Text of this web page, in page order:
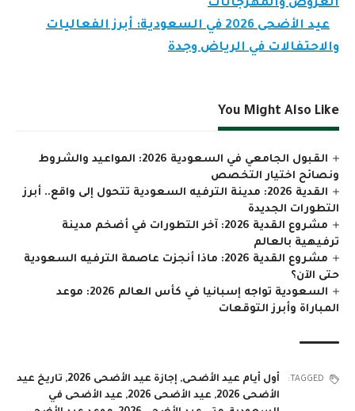
العروض والمهرجانات
عيد الأضحى 2026 في السعودية: أبرز الفعاليات
والاحتفالات في الرياض وجدة
You Might Also Like
القبول الجامعي في السعودية 2026: المواعيد والشروط
ونصائح اختيار التخصص
القدية 2026: مدينة الترفيه السعودية تتحول إلى واقع.. أبرز
التطورات الجديدة
مشروع القدية 2026: آخر التطورات في أضخم مدينة
ترفيهية بالعالم
مشروع القدية 2026: ماذا أنجزت عاصمة الترفيه السعودية
حتى الآن؟
السعودية تواجه إسبانيا في كأس العالم 2026: موعد
المباراة وأبرز التوقعات
TAGGED: أول أيام عيد الأضحى, إجازة عيد الأضحى 2026 , تاريخ عيد
الأضحى 2026
, عيد الأضحى 2026 , عيد الأضحى في